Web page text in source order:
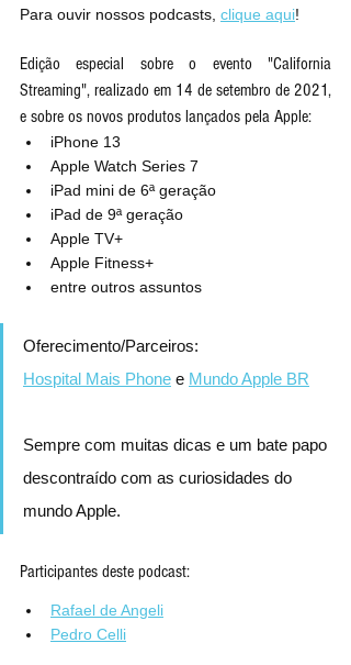
Para ouvir nossos podcasts, clique aqui!
Edição especial sobre o evento "California
Streaming", realizado em 14 de setembro de 2021,
e sobre os novos produtos lançados pela Apple:
iPhone 13
Apple Watch Series 7
iPad mini de 6ª geração
iPad de 9ª geração
Apple TV+
Apple Fitness+
entre outros assuntos
Oferecimento/Parceiros:
Hospital Mais Phone e Mundo Apple BR
Sempre com muitas dicas e um bate papo
descontraído com as curiosidades do
mundo Apple.
Participantes deste podcast:
Rafael de Angeli
Pedro Celli